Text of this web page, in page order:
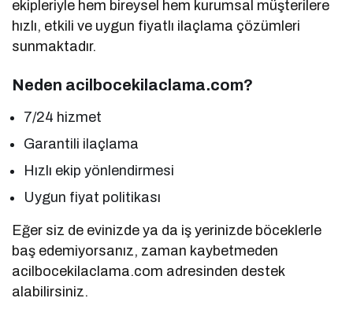
ekipleriyle hem bireysel hem kurumsal müşterilere
hızlı, etkili ve uygun fiyatlı ilaçlama çözümleri
sunmaktadır.
Neden acilbocekilaclama.com?
7/24 hizmet
Garantili ilaçlama
Hızlı ekip yönlendirmesi
Uygun fiyat politikası
Eğer siz de evinizde ya da iş yerinizde böceklerle
baş edemiyorsanız, zaman kaybetmeden
acilbocekilaclama.com adresinden destek
alabilirsiniz.